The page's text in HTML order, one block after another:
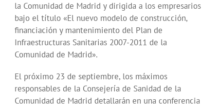
la Comunidad de Madrid y dirigida a los empresarios
bajo el título «El nuevo modelo de construcción,
financiación y mantenimiento del Plan de
Infraestructuras Sanitarias 2007-2011 de la
Comunidad de Madrid».
El próximo 23 de septiembre, los máximos
responsables de la Consejería de Sanidad de la
Comunidad de Madrid detallarán en una conferencia